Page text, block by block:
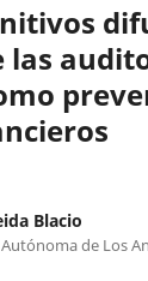
las
Blacio
de Los